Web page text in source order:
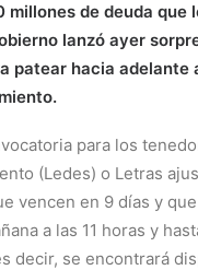
millones de deuda que
lanzó ayer
patear hacia adelante
para los
(Ledes) o Letras
vencen en 9 días y
a las 11 horas y
decir, se encontrará